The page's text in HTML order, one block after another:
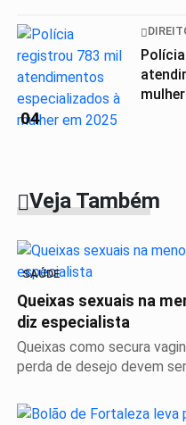
04
Veja Também
SAÚDE
Queixas sexuais na
diz especialista
Queixas como secura
perda de desejo devem